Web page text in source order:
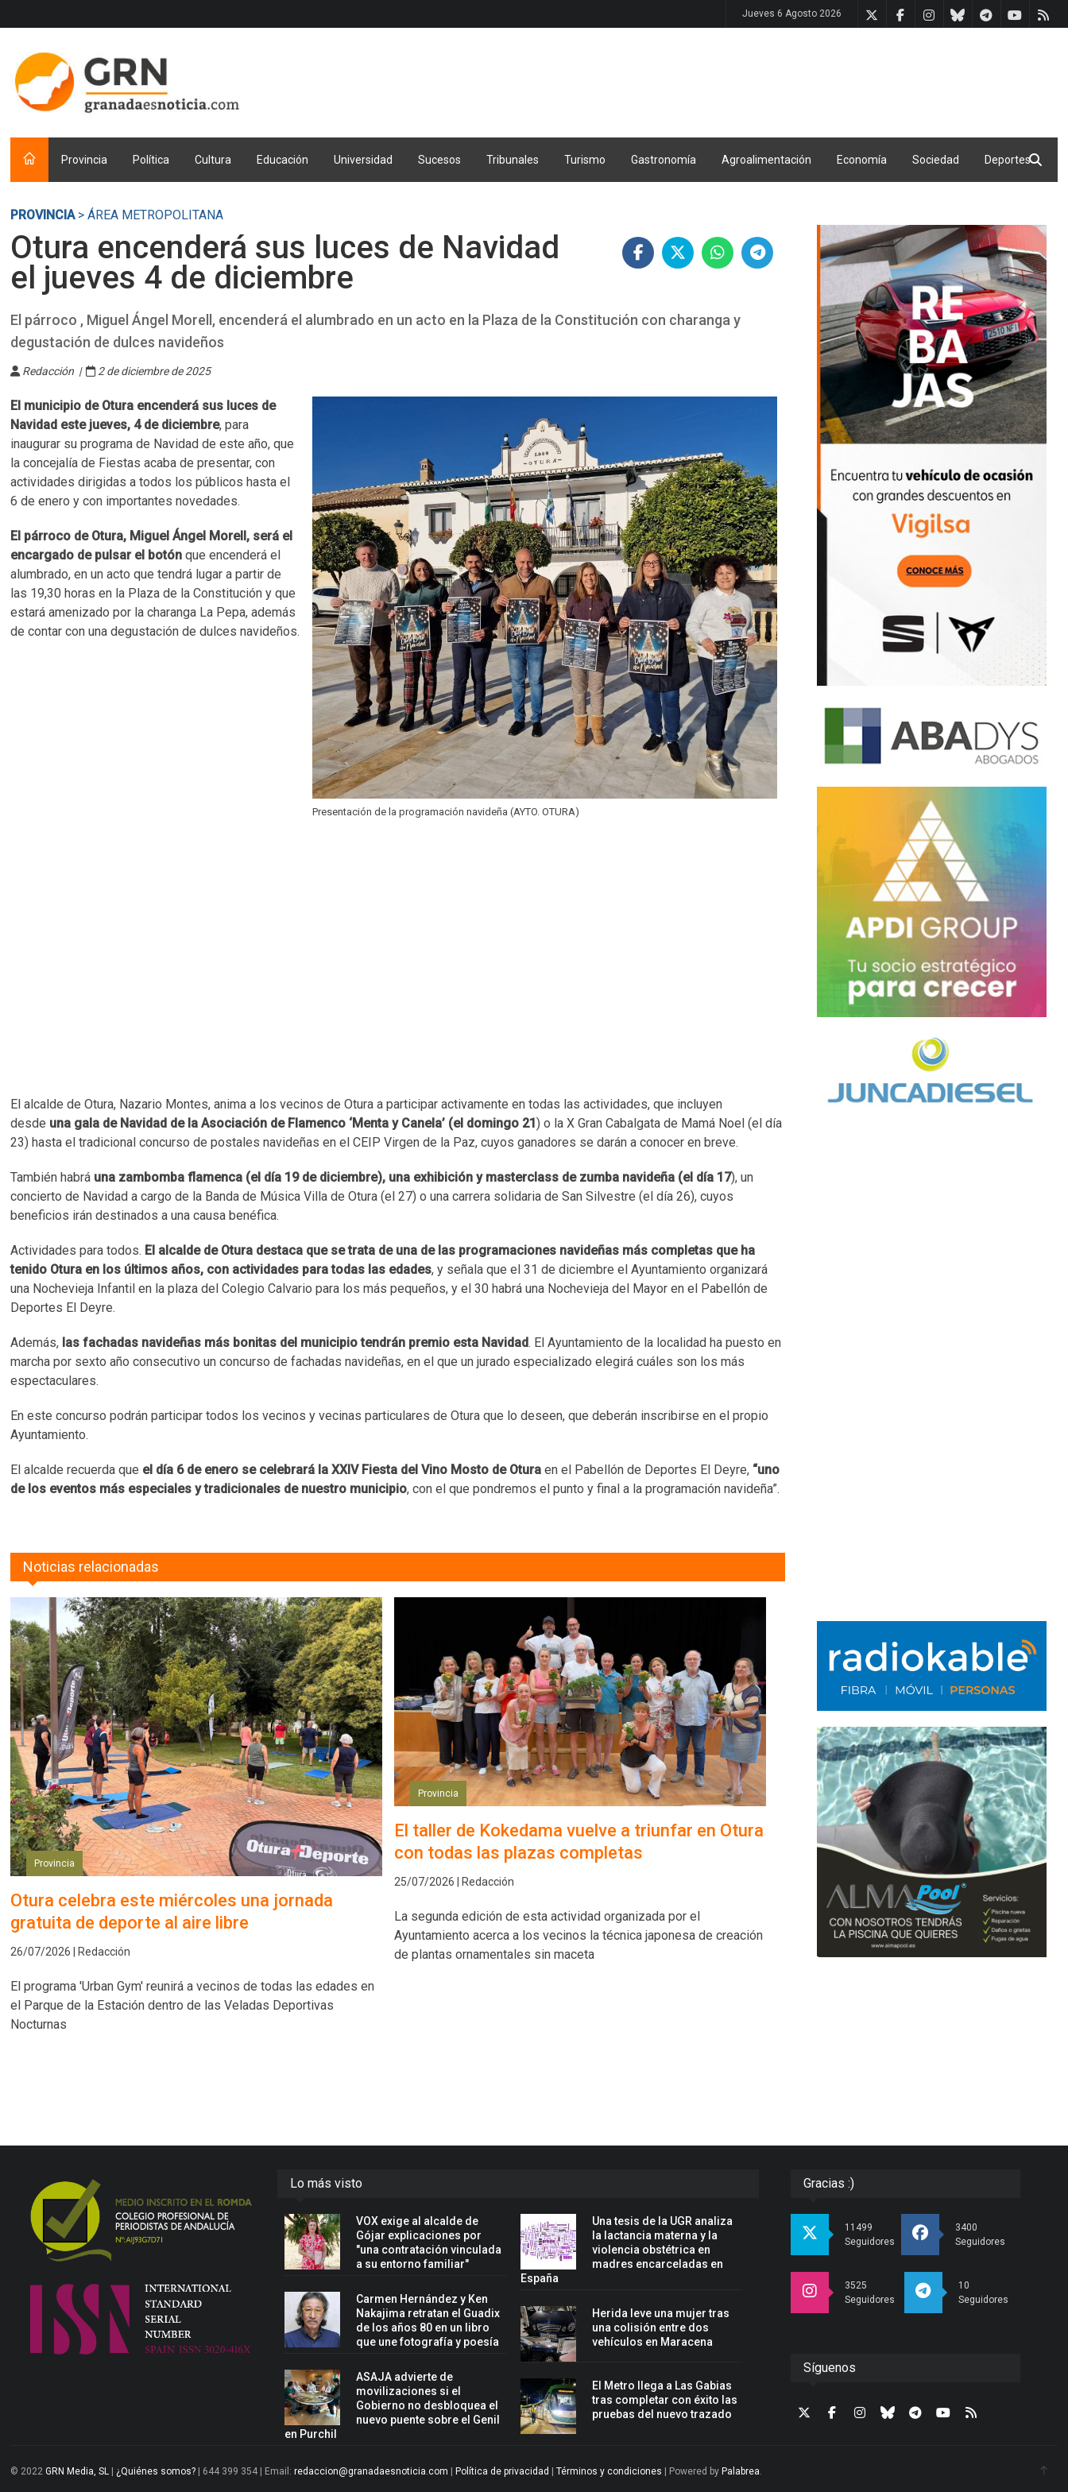
Jueves 6 Agosto 2026
Provincia Política Cultura Educación Universidad Sucesos Tribunales Turismo Gastronomía Agroalimentación Economía Sociedad Deportes
PROVINCIA> ÁREA METROPOLITANA
Otura encenderá sus luces de Navidad
el jueves 4 de diciembre
El párroco , Miguel Ángel Morell, encenderá el alumbrado en un acto en la Plaza de la Constitución con charanga y
degustación de dulces navideños
Redacción | 2 de diciembre de 2025
Presentación de la programación navideña (AYTO. OTURA)
El municipio de Otura encenderá sus luces de
Navidad este jueves, 4 de diciembre, para
inaugurar su programa de Navidad de este año, que
la concejalía de Fiestas acaba de presentar, con
actividades dirigidas a todos los públicos hasta el
6 de enero y con importantes novedades.​
El párroco de Otura, Miguel Ángel Morell, será el
encargado de pulsar el botón que encenderá el
alumbrado, en un acto que tendrá lugar a partir de
las 19,30 horas en la Plaza de la Constitución y que
estará amenizado por la charanga La Pepa, además
de contar con una degustación de dulces navideños.​
El alcalde de Otura, Nazario Montes, anima a los vecinos de Otura a participar activamente en todas las actividades, que incluyen
desde una gala de Navidad de la Asociación de Flamenco ‘Menta y Canela’ (el domingo 21) o la X Gran Cabalgata de Mamá Noel (el día
23) hasta el tradicional concurso de postales navideñas en el CEIP Virgen de la Paz, cuyos ganadores se darán a conocer en breve.​
También habrá una zambomba flamenca (el día 19 de diciembre), una exhibición y masterclass de zumba navideña (el día 17), un
concierto de Navidad a cargo de la Banda de Música Villa de Otura (el 27) o una carrera solidaria de San Silvestre (el día 26), cuyos
beneficios irán destinados a una causa benéfica.​
Actividades para todos. El alcalde de Otura destaca que se trata de una de las programaciones navideñas más completas que ha
tenido Otura en los últimos años, con actividades para todas las edades, y señala que el 31 de diciembre el Ayuntamiento organizará
una Nochevieja Infantil en la plaza del Colegio Calvario para los más pequeños, y el 30 habrá una Nochevieja del Mayor en el Pabellón de
Deportes El Deyre.​
Además, las fachadas navideñas más bonitas del municipio tendrán premio esta Navidad. El Ayuntamiento de la localidad ha puesto en
marcha por sexto año consecutivo un concurso de fachadas navideñas, en el que un jurado especializado elegirá cuáles son los más
espectaculares.​
En este concurso podrán participar todos los vecinos y vecinas particulares de Otura que lo deseen, que deberán inscribirse en el propio
Ayuntamiento.
El alcalde recuerda que el día 6 de enero se celebrará la XXIV Fiesta del Vino Mosto de Otura en el Pabellón de Deportes El Deyre, “uno
de los eventos más especiales y tradicionales de nuestro municipio, con el que pondremos el punto y final a la programación navideña”.
Noticias relacionadas
Provincia
Otura celebra este miércoles una jornada
gratuita de deporte al aire libre
26/07/2026 | Redacción
El programa 'Urban Gym' reunirá a vecinos de todas las edades en
el Parque de la Estación dentro de las Veladas Deportivas
Nocturnas
Provincia
El taller de Kokedama vuelve a triunfar en Otura
con todas las plazas completas
25/07/2026 | Redacción
La segunda edición de esta actividad organizada por el
Ayuntamiento acerca a los vecinos la técnica japonesa de creación
de plantas ornamentales sin maceta
Lo más visto
VOX exige al alcalde de
Gójar explicaciones por
"una contratación vinculada
a su entorno familiar"
Carmen Hernández y Ken
Nakajima retratan el Guadix
de los años 80 en un libro
que une fotografía y poesía
ASAJA advierte de
movilizaciones si el
Gobierno no desbloquea el
nuevo puente sobre el Genil
en Purchil
Una tesis de la UGR analiza
la lactancia materna y la
violencia obstétrica en
madres encarceladas en
España
Herida leve una mujer tras
una colisión entre dos
vehículos en Maracena
El Metro llega a Las Gabias
tras completar con éxito las
pruebas del nuevo trazado
Gracias :)
11499
Seguidores
3400
Seguidores
3525
Seguidores
10
Seguidores
Síguenos
© 2022GRN Media, SL ¿Quiénes somos? | 644 399 354 | Email:redaccion@granadaesnoticia.com Política de privacidad |Términos y condiciones | Powered by Palabrea.